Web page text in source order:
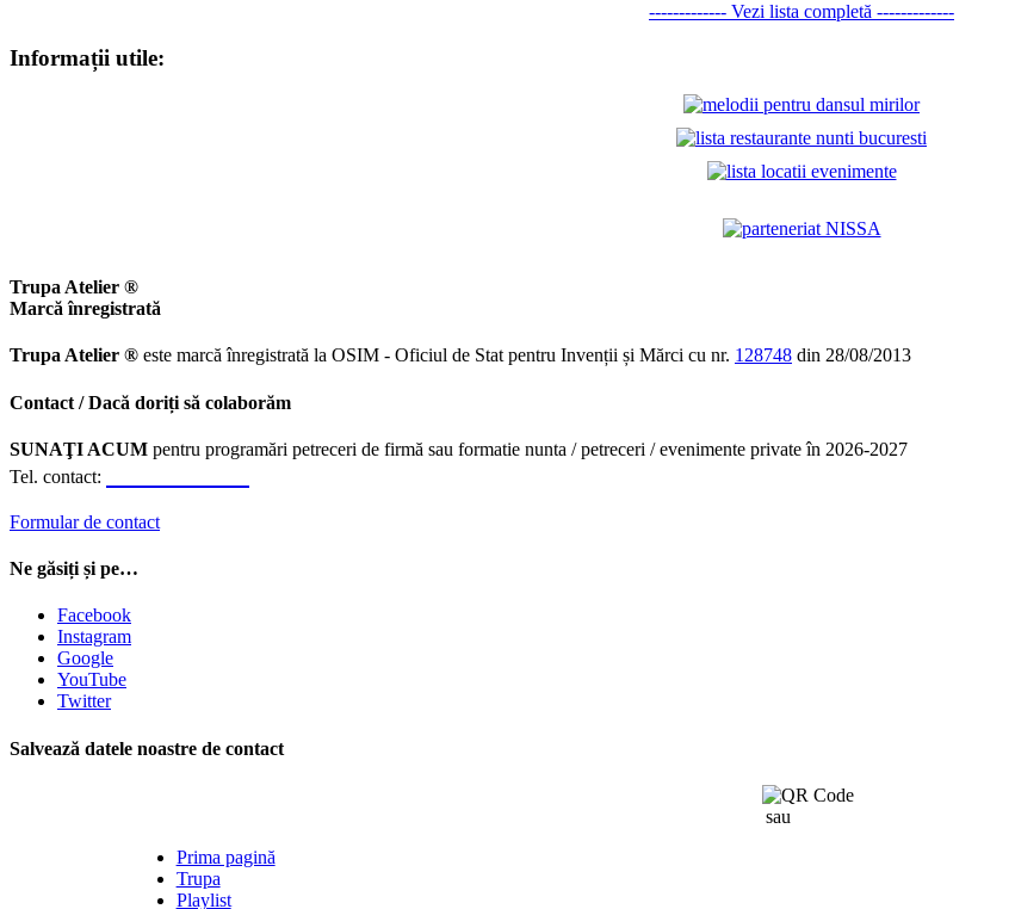
------------- Vezi lista completă -------------
Informații utile:
Trupa Atelier ®
Marcă înregistrată
Trupa Atelier ® este marcă înregistrată la OSIM - Oficiul de Stat pentru Invenții și Mărci cu nr. 128748 din 28/08/2013
Contact / Dacă doriți să colaborăm
SUNAŢI ACUM pentru programări petreceri de firmă sau formatie nunta / petreceri / evenimente private în 2026-2027
Tel. contact:
Formular de contact
Ne găsiți și pe…
Facebook
Instagram
Google
YouTube
Twitter
Salvează datele noastre de contact
sau
Prima pagină
Trupa
Playlist